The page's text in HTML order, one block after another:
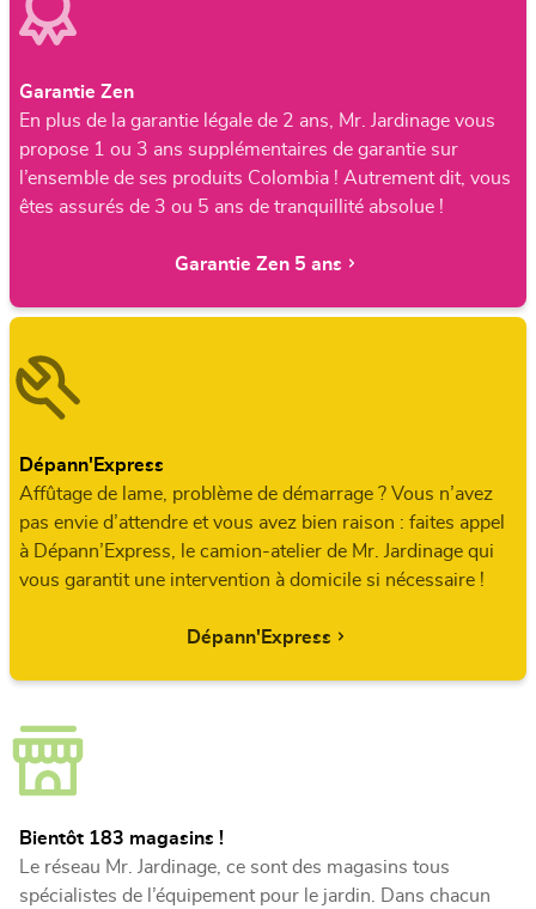
Garantie Zen
En plus de la garantie légale de 2 ans, Mr. Jardinage vous
propose 1 ou 3 ans supplémentaires de garantie sur
l’ensemble de ses produits Colombia ! Autrement dit, vous
êtes assurés de 3 ou 5 ans de tranquillité absolue !
Garantie Zen 5 ans
Dépann'Express
Affûtage de lame, problème de démarrage ? Vous n’avez
pas envie d’attendre et vous avez bien raison : faites appel
à Dépann’Express, le camion-atelier de Mr. Jardinage qui
vous garantit une intervention à domicile si nécessaire !
Dépann'Express
Bientôt 183 magasins !
Le réseau Mr. Jardinage, ce sont des magasins tous
spécialistes de l’équipement pour le jardin. Dans chacun